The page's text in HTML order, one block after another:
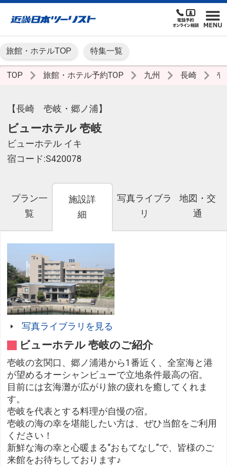
旅館・ホテルTOP 特集一覧
TOP 旅館・ホテル予約TOP 九州 長崎 壱
【長崎 壱岐・郷ノ浦】
ビューホテル 壱岐
ビューホテル イキ
宿コード:S420078
プラン一
覧
施設詳
細
写真ライブラ
リ
地図・交
通
写真ライブラリを見る
ビューホテル 壱岐のご紹介
壱岐の玄関口、郷ノ浦港から1番近く、全室海と港
が望めるオーシャンビューで立地条件最高の宿。
目前には玄海灘が広がり旅の疲れを癒してくれま
す。
壱岐を代表とする料理が自慢の宿。
壱岐の海の幸を堪能したい方は、ぜひ当館をご利用
ください！
新鮮な海の幸と心暖まる“おもてなし”で、皆様のご
来館をお待ちしております♪